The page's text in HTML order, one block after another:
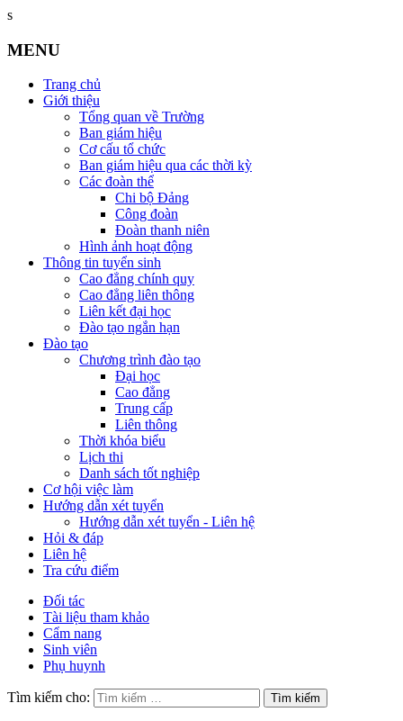
s
MENU
Trang chủ
Giới thiệu
Tổng quan về Trường
Ban giám hiệu
Cơ cấu tổ chức
Ban giám hiệu qua các thời kỳ
Các đoàn thể
Chi bộ Đảng
Công đoàn
Đoàn thanh niên
Hình ảnh hoạt động
Thông tin tuyển sinh
Cao đẳng chính quy
Cao đẳng liên thông
Liên kết đại học
Đào tạo ngắn hạn
Đào tạo
Chương trình đào tạo
Đại học
Cao đẳng
Trung cấp
Liên thông
Thời khóa biểu
Lịch thi
Danh sách tốt nghiệp
Cơ hội việc làm
Hướng dẫn xét tuyển
Hướng dẫn xét tuyển - Liên hệ
Hỏi & đáp
Liên hệ
Tra cứu điểm
Đối tác
Tài liệu tham khảo
Cẩm nang
Sinh viên
Phụ huynh
Tìm kiếm cho: